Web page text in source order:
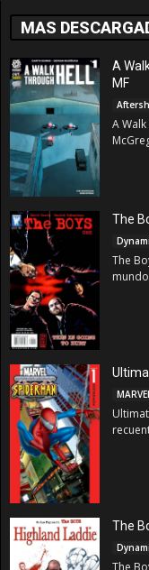
MAS
A
MF
A
The
The
The